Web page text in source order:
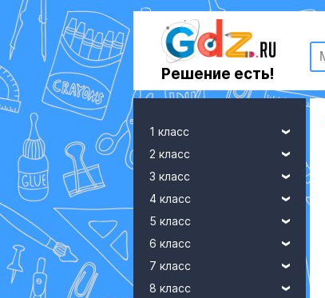
Решение есть!
1 класс
2 класс
3 класс
4 класс
5 класс
6 класс
7 класс
8 класс